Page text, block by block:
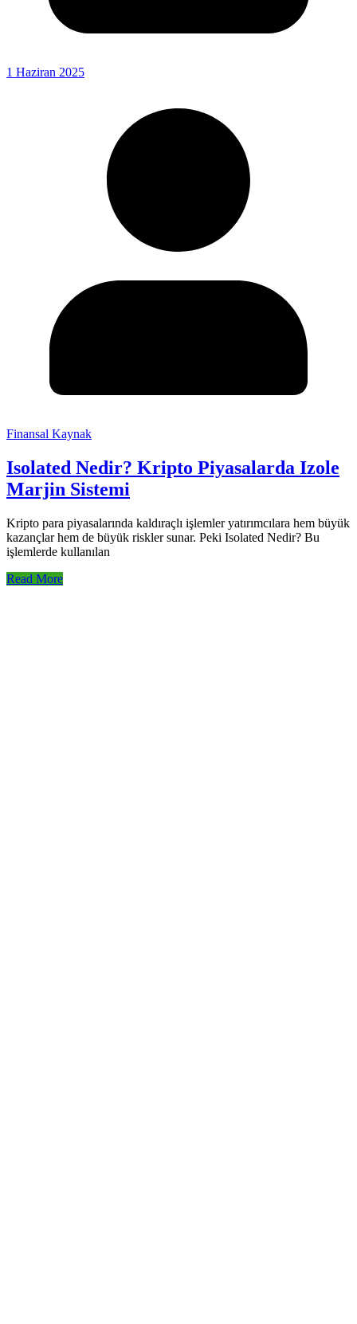
1 Haziran 2025
Finansal Kaynak
Isolated Nedir? Kripto Piyasalarda Izole
Marjin Sistemi
Kripto para piyasalarında kaldıraçlı işlemler yatırımcılara hem büyük
kazançlar hem de büyük riskler sunar. Peki Isolated Nedir? Bu
işlemlerde kullanılan
Read More